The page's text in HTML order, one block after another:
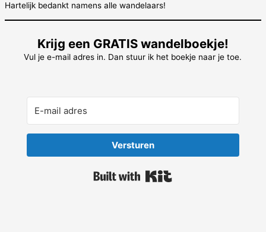
Hartelijk bedankt namens alle wandelaars!
Krijg een GRATIS wandelboekje!
Vul je e-mail adres in. Dan stuur ik het boekje naar je toe.
Versturen